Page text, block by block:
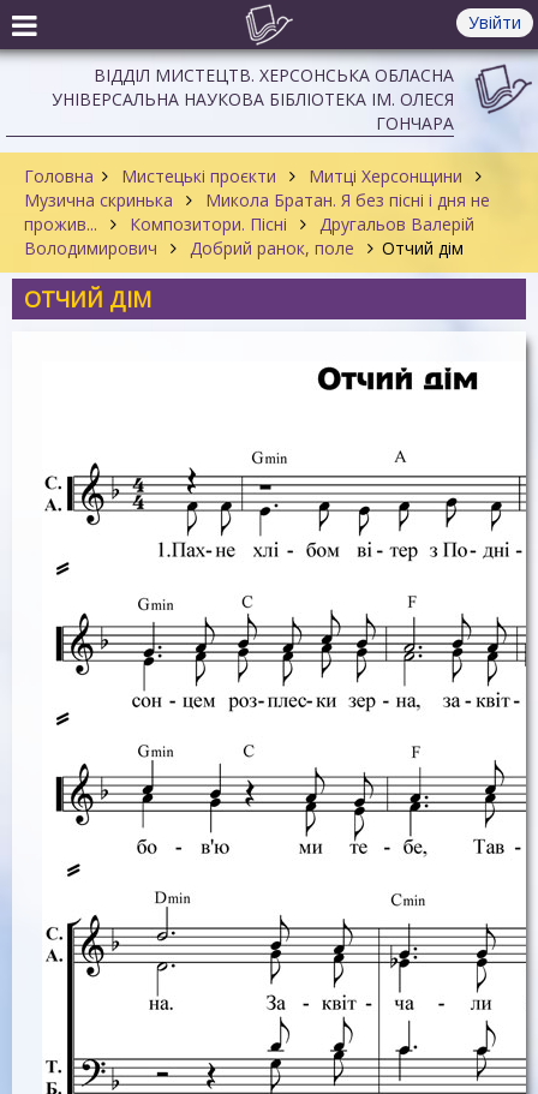
Увійти
ВІДДІЛ МИСТЕЦТВ. ХЕРСОНСЬКА ОБЛАСНА
УНІВЕРСАЛЬНА НАУКОВА БІБЛІОТЕКА ІМ. ОЛЕСЯ
ГОНЧАРА
Головна Мистецькі проєкти
Митці Херсонщини
Музична скринька
Микола Братан. Я без пісні і дня не
прожив...
Композитори. Пісні
Другальов Валерій
Володимирович
Добрий ранок, поле Отчий дім
ОТЧИЙ ДІМ